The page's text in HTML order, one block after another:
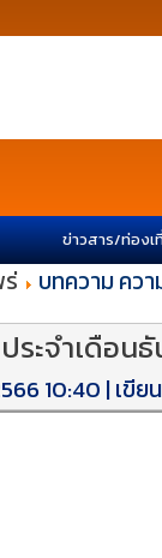
ข่าวสาร/ท่องเ
บทความ คว
ะจำเดือน
10:40 |เขีย